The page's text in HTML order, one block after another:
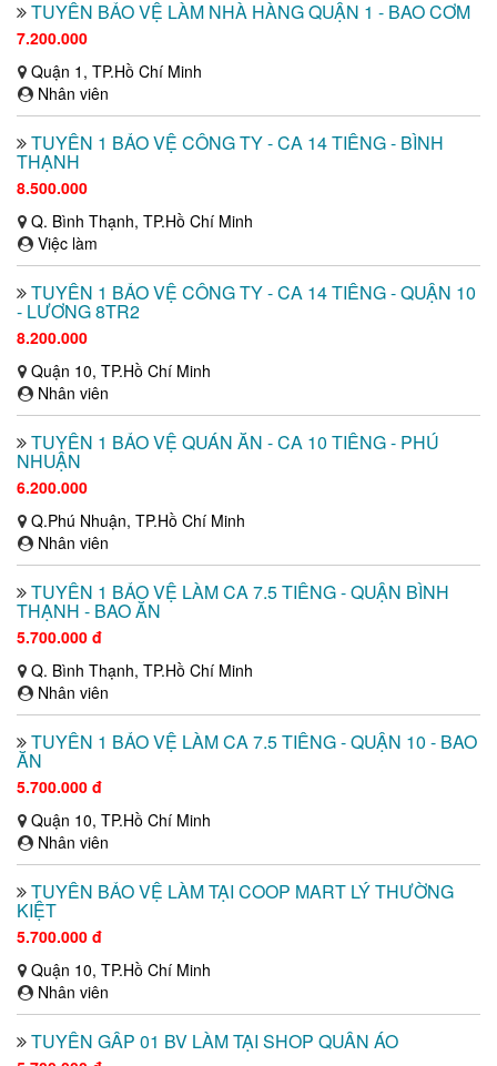
TUYỂN BẢO VỆ LÀM NHÀ HÀNG QUẬN 1 - BAO CƠM
7.200.000
Quận 1, TP.Hồ Chí Minh
Nhân viên
TUYỂN 1 BẢO VỆ CÔNG TY - CA 14 TIẾNG - BÌNH
THẠNH
8.500.000
Q. Bình Thạnh, TP.Hồ Chí Minh
Việc làm
TUYỂN 1 BẢO VỆ CÔNG TY - CA 14 TIẾNG - QUẬN 10
- LƯƠNG 8TR2
8.200.000
Quận 10, TP.Hồ Chí Minh
Nhân viên
TUYỂN 1 BẢO VỆ QUÁN ĂN - CA 10 TIẾNG - PHÚ
NHUẬN
6.200.000
Q.Phú Nhuận, TP.Hồ Chí Minh
Nhân viên
TUYỂN 1 BẢO VỆ LÀM CA 7.5 TIẾNG - QUẬN BÌNH
THẠNH - BAO ĂN
5.700.000 đ
Q. Bình Thạnh, TP.Hồ Chí Minh
Nhân viên
TUYỂN 1 BẢO VỆ LÀM CA 7.5 TIẾNG - QUẬN 10 - BAO
ĂN
5.700.000 đ
Quận 10, TP.Hồ Chí Minh
Nhân viên
TUYỂN BẢO VỆ LÀM TẠI COOP MART LÝ THƯỜNG
KIỆT
5.700.000 đ
Quận 10, TP.Hồ Chí Minh
Nhân viên
TUYỂN GẤP 01 BV LÀM TẠI SHOP QUẦN ÁO